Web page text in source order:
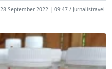
28 September 2022 | 09:47 Jurnalistravel